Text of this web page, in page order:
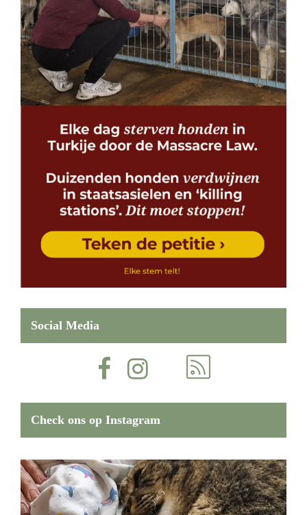
Social Media
Check ons op Instagram